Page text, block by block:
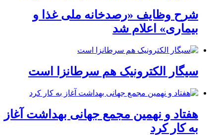
شرح وظایف «رصدخانه ملی غذا و
بیماری» اعلام شد
سیگار الکترونیک هم سرطانزا است
هفتاد و نهمین مجمع جهانی بهداشت آغاز
به کار کرد